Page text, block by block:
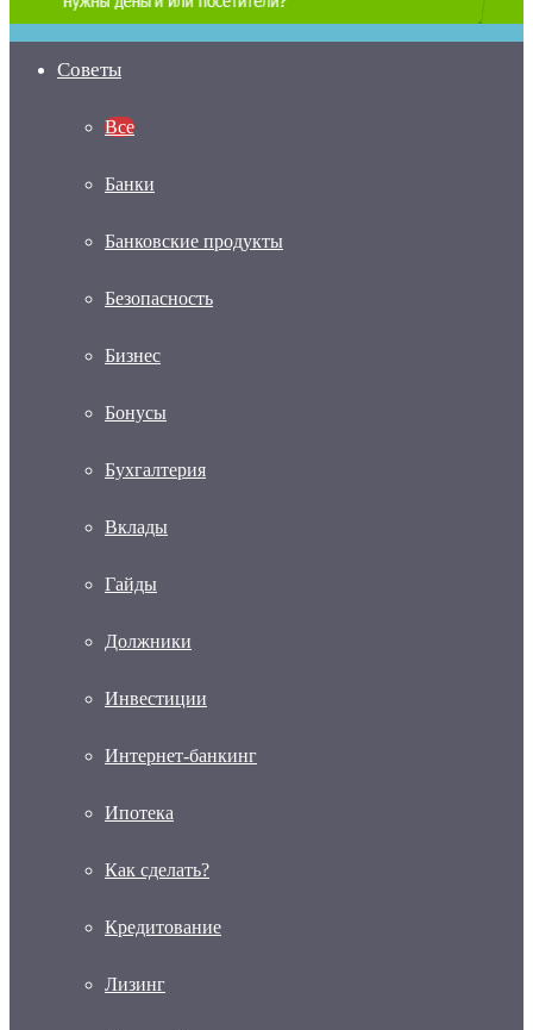
Советы
Все
Банки
Банковские продукты
Безопасность
Бизнес
Бонусы
Бухгалтерия
Вклады
Гайды
Должники
Инвестиции
Интернет-банкинг
Ипотека
Как сделать?
Кредитование
Лизинг